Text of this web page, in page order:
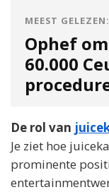
MEEST GELEZEN:
Ophef
60.000
De rol van
Je ziet hoe
prominente